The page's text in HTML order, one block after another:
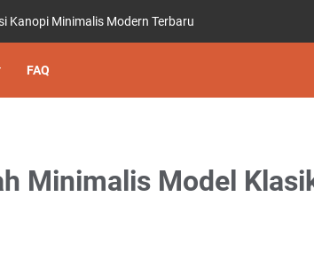
Kanopi Minimalis Modern Terbaru
FAQ
Minimalis Model